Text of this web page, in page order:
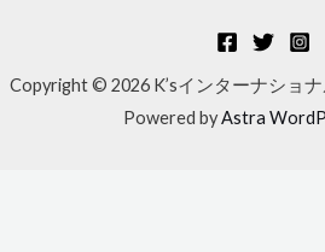
Copyright © 2026 K’sインターナショ
Powered byAstra